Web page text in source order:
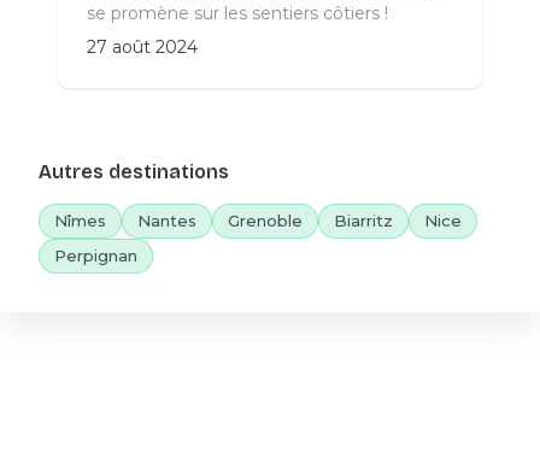
se promène sur les sentiers côtiers !
27 août 2024
Autres destinations
Nîmes Nantes Grenoble Biarritz
Nice
Perpignan